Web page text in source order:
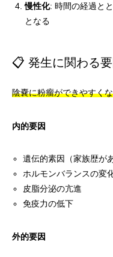
慢性化: 時間の経過と
となる
📋 発生に関わる
陰嚢に粉瘤ができやすく
内的要因
遺伝的素因（家族歴が
ホルモンバランスの変
皮脂分泌の亢進
免疫力の低下
外的要因